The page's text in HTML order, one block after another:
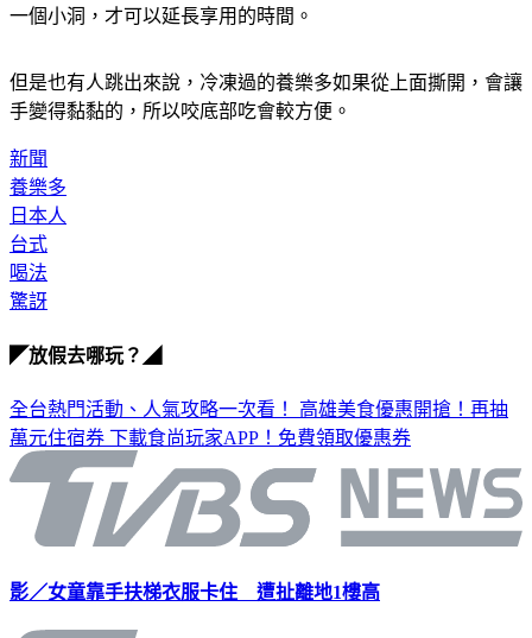
一個小洞，才可以延長享用的時間。
但是也有人跳出來說，冷凍過的養樂多如果從上面撕開，會讓
手變得黏黏的，所以咬底部吃會較方便。
新聞
養樂多
日本人
台式
喝法
驚訝
◤放假去哪玩？◢
全台熱門活動、人氣攻略一次看！ 高雄美食優惠開搶！再抽
萬元住宿券 下載食尚玩家APP！免費領取優惠券
影／女童靠手扶梯衣服卡住 遭扯離地1樓高